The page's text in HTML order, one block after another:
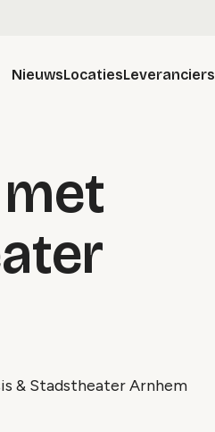
NieuwsLocatiesLeveranciers
& Stadstheater Arnhem